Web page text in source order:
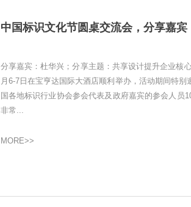
分享嘉宾：杜华兴；分享主题：共享设计提升企业核
月6-7日在宝亨达国际大酒店顺利举办，活动期间特
国各地标识行业协会参会代表及政府嘉宾的参会人员
非常...
MORE>>